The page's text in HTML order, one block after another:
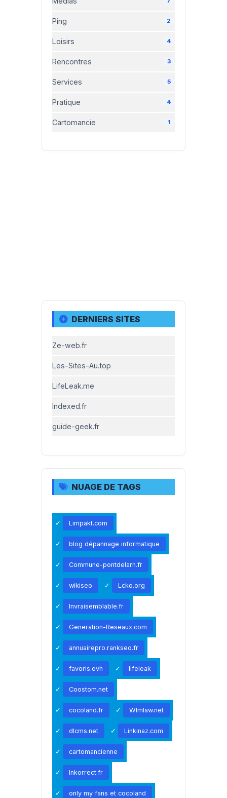
Ping 2
Loisirs 4
Rencontres 3
Services 5
Pratique 4
Cartomancie 1
DERNIERS SITES
Ze-web.fr
Les-Sites-Au.top
LifeLeak.me
Indexed.fr
guide-geek.fr
NUAGE DE TAGS
Limpakt.com
blog dépannage informatique
Commune-pontdelarn.fr
wikiseo Lcko.org
Invraisemblable.fr
Generation-Reseaux.com
annuairepro.rankseo.fr
favoris.ovh lifeleak
Coostom.net
cocoland.fr Wlmlaw.net
dlcms.net Linkinaz.com
cartomancienne
Inkorrect.fr
only my fans et cocoland